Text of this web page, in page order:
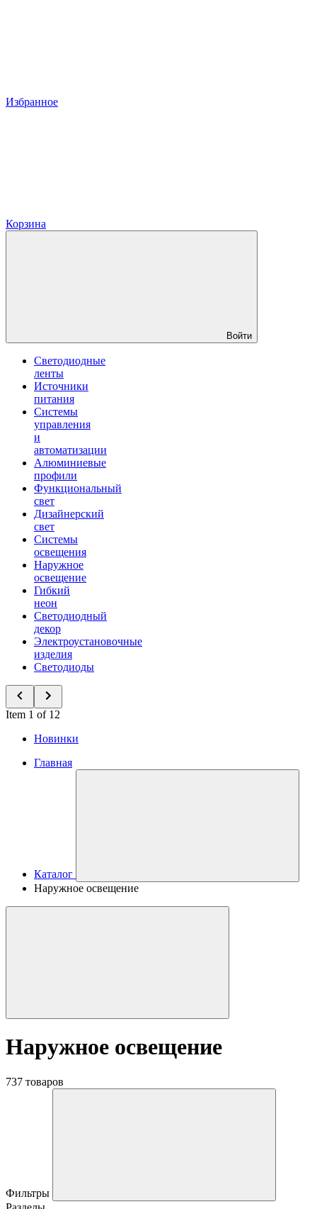
Избранное
Корзина
Войти
Светодиодные
ленты
Источники
питания
Системы
управления
и
автоматизации
Алюминиевые
профили
Функциональный
свет
Дизайнерский
свет
Системы
освещения
Наружное
освещение
Гибкий
неон
Светодиодный
декор
Электроустановочные
изделия
Светодиоды
Item 1 of 12
Новинки
Главная
Каталог
Наружное освещение
Наружное освещение
737 товаров
Фильтры